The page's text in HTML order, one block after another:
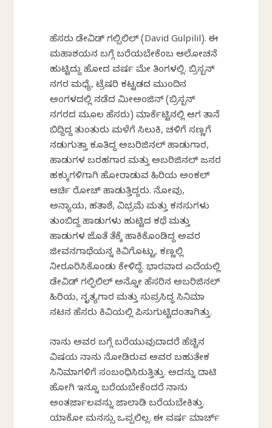
ಹೆಸರು ಡೇವಿಡ್ ಗಲ್ಪಿಲಿಲ್ (David Gulpilil). ಈ
ಮಹಾಶಯನ ಬಗ್ಗೆ ಬರೆಯಬೇಕೆಂಬ ಆಲೋಚನೆ
ಹುಟ್ಟಿದ್ದು ಹೋದ ವರ್ಷ ಮೇ ತಿಂಗಳಲ್ಲಿ. ಬ್ರಿಸ್ಬನ್
ನಗರ ಮಧ್ಯೆ, ಟ್ರೆಷರಿ ಕಟ್ಟಡದ ಮುಂದಿನ
ಅಂಗಳದಲ್ಲಿ ನಡೆದ ಮೀಅಂಜಿನ್ (ಬ್ರಿಸ್ಬನ್
ನಗರದ ಮೂಲ ಹೆಸರು) ಮಾರ್ಕೆಟ್ಟಿನಲ್ಲಿ ಆಗ ತಾನೆ
ಬಿದ್ದಿದ್ದ ತುಂತುರು ಮಳೆಗೆ ಸಿಲುಕಿ, ಚಳಿಗೆ ಸಣ್ಣಗೆ
ನಡುಗುತ್ತಾ ಕೂತಿದ್ದ ಅಬರಿಜಿನಲ್ ಹಾಡುಗಾರ,
ಹಾಡುಗಳ ಬರಹಗಾರ ಮತ್ತು ಅಬರಿಜಿನಲ್ ಜನರ
ಹಕ್ಕುಗಳಿಗಾಗಿ ಹೋರಾಡುವ ಹಿರಿಯ ಅಂಕಲ್
ಆರ್ಚಿ ರೋಚ್ ಹಾಡುತ್ತಿದ್ದರು. ನೋವು,
ಅನ್ಯಾಯ, ಹತಾಶೆ, ವಿಭ್ರಮೆ ಮತ್ತು ಕನಸುಗಳು
ತುಂಬಿದ್ದ ಹಾಡುಗಳು ಹುಟ್ಟಿದ ಕಥೆ ಮತ್ತು
ಹಾಡುಗಳ ಜೊತೆ ತೆಕ್ಕೆ ಹಾಕಿಕೊಂಡಿದ್ದ ಅವರ
ಜೀವನಗಾಥೆಯನ್ನ ಕಿವಿಗೊಟ್ಟು, ಕಣ್ಣಲ್ಲಿ
ನೀರೂರಿಸಿಕೊಂಡು ಕೇಳಿದ್ದೆ. ಭಾರವಾದ ಎದೆಯಲ್ಲಿ
ಡೇವಿಡ್ ಗಲ್ಫಿಲಿಲ್ ಅನ್ನೋ ಹೆಸರಿನ ಅಬರಿಜಿನಲ್
ಹಿರಿಯ, ನೃತ್ಯಗಾರ ಮತ್ತು ಸುಪ್ರಸಿದ್ಧ ಸಿನಿಮಾ
ನಟನ ಹೆಸರು ಕಿವಿಯಲ್ಲಿ ಪಿಸುಗುಟ್ಟಿದಂತಾಗಿತ್ತು.
ನಾನು ಅವರ ಬಗ್ಗೆ ಬರೆಯುವುದಾದರೆ ಹೆಚ್ಚಿನ
ವಿಷಯ ನಾನು ನೋಡಿರುವ ಅವರ ಬಹುತೇಕ
ಸಿನಿಮಾಗಳಿಗೆ ಸಂಬಂಧಿಸಿರುತ್ತಿತ್ತು. ಅದನ್ನು ದಾಟಿ
ಹೋಗಿ ಇನ್ನೂ ಬರೆಯಬೇಕೆಂದರೆ ನಾನು
ಅಂತರ್ಜಾಲವನ್ನು ಜಾಲಾಡಿ ಬರೆಯಬೇಕಿತ್ತು.
ಯಾಕೋ ಮನಸ್ಸು ಒಪ್ಪಲಿಲ್ಲ. ಈ ವರ್ಷ ಮಾರ್ಚ್